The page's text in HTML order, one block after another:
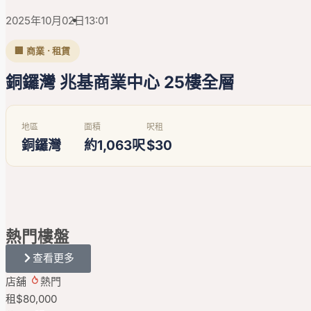
2025年10月02日13:01
🏢 商業 · 租賃
銅鑼灣 兆基商業中心 25樓全層
地區
銅鑼灣
面積
約1,063呎
呎租
$30
熱門樓盤
查看更多
店舖
熱門
租$80,000